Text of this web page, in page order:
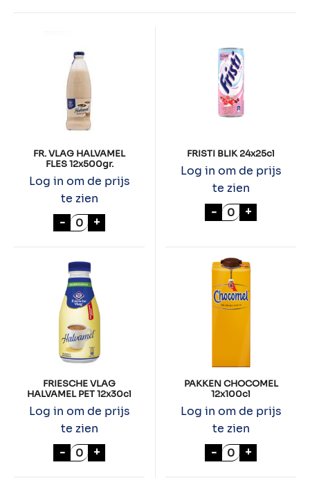
FR. VLAG HALVAMEL
FLES 12x500gr.
Log in om de prijs
te zien
- FR. VLAG HALVAMEL FLES 12x500gr. aantal
+
FRISTI BLIK 24x25cl
Log in om de prijs
te zien
- FRISTI BLIK
+
FRIESCHE VLAG
HALVAMEL PET 12x30cl
Log in om de prijs
te zien
- FRIESCHE VLAG HALVAMEL PET 12x30cl
+
PAKKEN CHOCOMEL
12x100cl
Log in om de prijs
te zien
- PAKKEN
+